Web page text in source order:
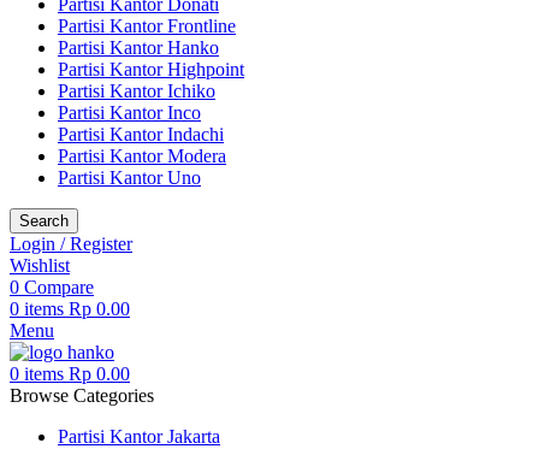
Partisi Kantor Donati
Partisi Kantor Frontline
Partisi Kantor Hanko
Partisi Kantor Highpoint
Partisi Kantor Ichiko
Partisi Kantor Inco
Partisi Kantor Indachi
Partisi Kantor Modera
Partisi Kantor Uno
Search
Login / Register
Wishlist
0 Compare
0 items Rp 0.00
Menu
0 items Rp 0.00
Browse Categories
Partisi Kantor Jakarta